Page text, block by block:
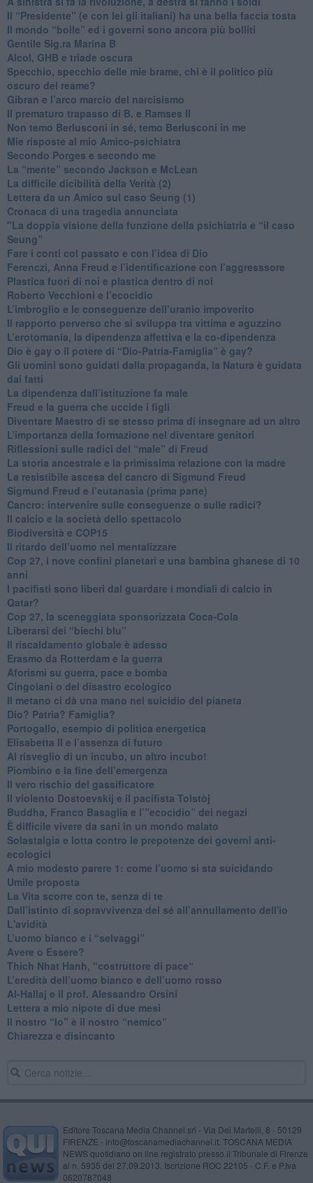
​Il “Presidente” (e con lei gli italiani) ha una bella faccia tosta
​Il mondo “bolle” ed i governi sono ancora più bolliti
​Gentile Sig.ra Marina B
​Alcol, GHB e triade oscura
​Specchio, specchio delle mie brame, chi è il politico più
oscuro del reame?
​Gibran e l’arco marcio del narcisismo
​Il prematuro trapasso di B. e Ramses II
​Non temo Berlusconi in sé, temo Berlusconi in me
​Mie risposte al mio Amico-psichiatra
​Secondo Porges e secondo me
​La “mente” secondo Jackson e McLean
La difficile dicibilità della Verità (2)
​Lettera da un Amico sul caso Seung (1)
​Cronaca di una tragedia annunciata
"​La doppia visione della funzione della psichiatria e “il caso
Seung”
​Fare i conti col passato e con l’idea di Dio
​Ferenczi, Anna Freud e l’identificazione con l’aggresssore
Plastica fuori di noi e plastica dentro di noi
​Roberto Vecchioni e l’ecocidio
​L’imbroglio e le conseguenze dell’uranio impoverito
​Il rapporto perverso che si sviluppa tra vittima e aguzzino
L’erotomania, la dipendenza affettiva e la co-dipendenza
​Dio è gay o il potere di “Dio-Patria-Famiglia” è gay?
​Gli uomini sono guidati dalla propaganda, la Natura è guidata
dai fatti
La dipendenza dall’istituzione fa male
​Freud e la guerra che uccide i figli
​Diventare Maestro di se stesso prima di insegnare ad un altro
L’importanza della formazione nel diventare genitori
Riflessioni sulle radici del “male” di Freud
​La storia ancestrale e la primissima relazione con la madre
​La resistibile ascesa del cancro di Sigmund Freud
Sigmund Freud e l’eutanasia (prima parte)
Cancro: intervenire sulle conseguenze o sulle radici?
​Il calcio e la società dello spettacolo
Biodiversità e COP15
​Il ritardo dell’uomo nel mentalizzare
​Cop 27, i nove confini planetari e una bambina ghanese di 10
anni
​I pacifisti sono liberi dal guardare i mondiali di calcio in
Qatar?
​Cop 27, la sceneggiata sponsorizzata Coca-Cola
​Liberarsi dei “biechi blu”
Il riscaldamento globale è adesso
​Erasmo da Rotterdam e la guerra
​Aforismi su guerra, pace e bomba
Cingolani o del disastro ecologico
​Il metano ci dà una mano nel suicidio del pianeta
​Dio? Patria? Famiglia?
Portogallo, esempio di politica energetica
​Elisabetta II e l’assenza di futuro
Al risveglio di un incubo, un altro incubo!
​Piombino e la fine dell’emergenza
​Il vero rischio del gassificatore
​Il violento Dostoevskij e il pacifista Tolstòj
​Buddha, Franco Basaglia e l’”ecocidio” dei negazi
​È difficile vivere da sani in un mondo malato
Solastalgia e lotta contro le prepotenze dei governi anti-
ecologici
​A mio modesto parere 1: come l’uomo si sta suicidando
​Umile proposta
​La Vita scorre con te, senza di te
​Dall’istinto di sopravvivenza del sé all’annullamento dell'io
L'avidità
​L’uomo bianco e i “selvaggi”
​Avere o Essere?
​Thich Nhat Hanh, “costruttore di pace“
​L’eredità dell’uomo bianco e dell’uomo rosso
Al-Hallaj e il prof. Alessandro Orsini
​Lettera a mio nipote di due mesi
​Il nostro “Io” è il nostro “nemico”
​Chiarezza e disincanto
Editore Toscana Media Channel srl - Via Dei Martelli, 8 - 50129
FIRENZE - info@toscanamediachannel.it. TOSCANA MEDIA
NEWS quotidiano on line registrato presso il Tribunale di Firenze
al n. 5935 del 27.09.2013. Iscrizione ROC 22105 - C.F. e P.Iva
0620787048